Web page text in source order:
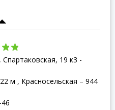
19 к3 -
м , Красносельская – 944